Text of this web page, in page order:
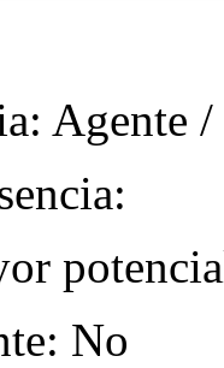
Agente
No